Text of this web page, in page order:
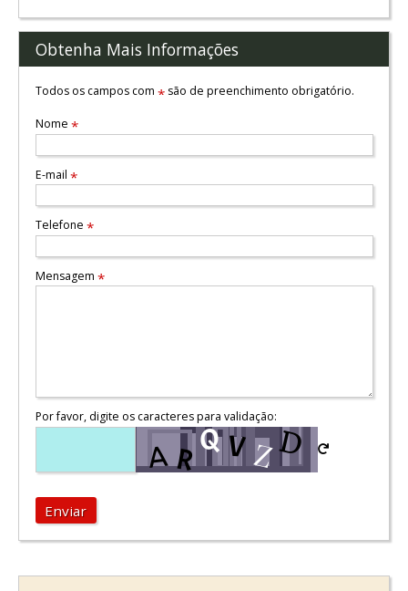
Obtenha Mais Informações
Todos os campos com *são de preenchimento obrigatório.
Nome *
E-mail *
Telefone *
Mensagem *
Por favor, digite os caracteres para validação:
Enviar